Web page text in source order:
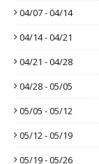
04/07 - 04/14
04/14 - 04/21
04/21 - 04/28
04/28 - 05/05
05/05 - 05/12
05/12 - 05/19
05/19 - 05/26